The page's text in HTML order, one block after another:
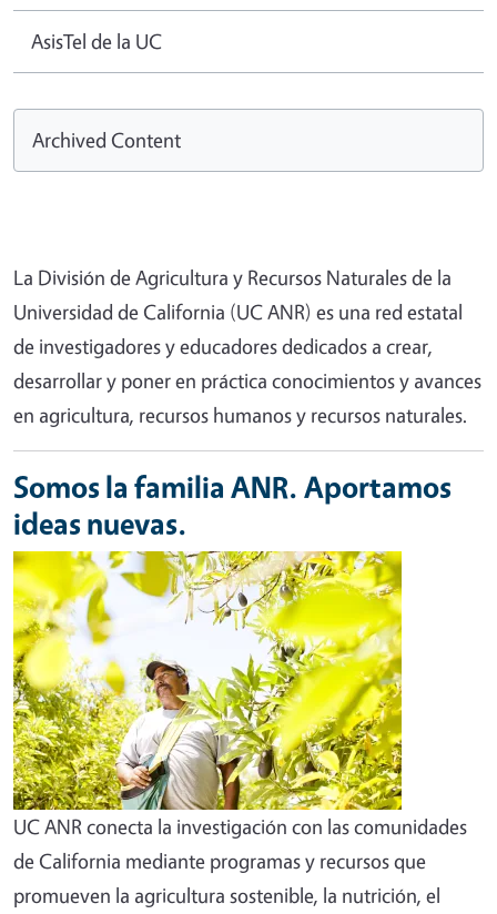
AsisTel de la UC
Archived Content
La División de Agricultura y Recursos Naturales de la
Universidad de California (UC ANR) es una red estatal
de investigadores y educadores dedicados a crear,
desarrollar y poner en práctica conocimientos y avances
en agricultura, recursos humanos y recursos naturales.
Somos la familia ANR. Aportamos
ideas nuevas.
UC ANR conecta la investigación con las comunidades
de California mediante programas y recursos que
promueven la agricultura sostenible, la nutrición, el